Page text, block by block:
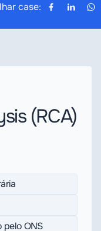
case:
(RCA)
pelo ONS